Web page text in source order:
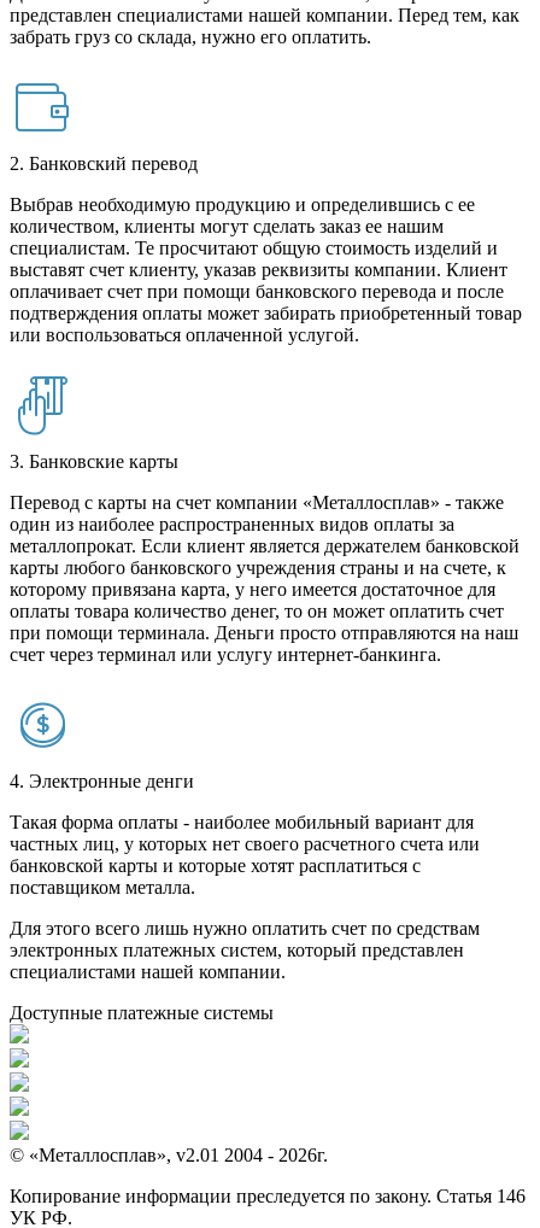
представлен специалистами нашей компании. Перед тем, как
забрать груз со склада, нужно его оплатить.
2. Банковский перевод
Выбрав необходимую продукцию и определившись с ее
количеством, клиенты могут сделать заказ ее нашим
специалистам. Те просчитают общую стоимость изделий и
выставят счет клиенту, указав реквизиты компании. Клиент
оплачивает счет при помощи банковского перевода и после
подтверждения оплаты может забирать приобретенный товар
или воспользоваться оплаченной услугой.
3. Банковские карты
Перевод с карты на счет компании «Металлосплав» - также
один из наиболее распространенных видов оплаты за
металлопрокат. Если клиент является держателем банковской
карты любого банковского учреждения страны и на счете, к
которому привязана карта, у него имеется достаточное для
оплаты товара количество денег, то он может оплатить счет
при помощи терминала. Деньги просто отправляются на наш
счет через терминал или услугу интернет-банкинга.
4. Электронные денги
Такая форма оплаты - наиболее мобильный вариант для
частных лиц, у которых нет своего расчетного счета или
банковской карты и которые хотят расплатиться с
поставщиком металла.
Для этого всего лишь нужно оплатить счет по средствам
электронных платежных систем, который представлен
специалистами нашей компании.
Доступные платежные системы
© «Металлосплав», v2.01 2004 - 2026г.
Копирование информации преследуется по закону. Статья 146
УК РФ.